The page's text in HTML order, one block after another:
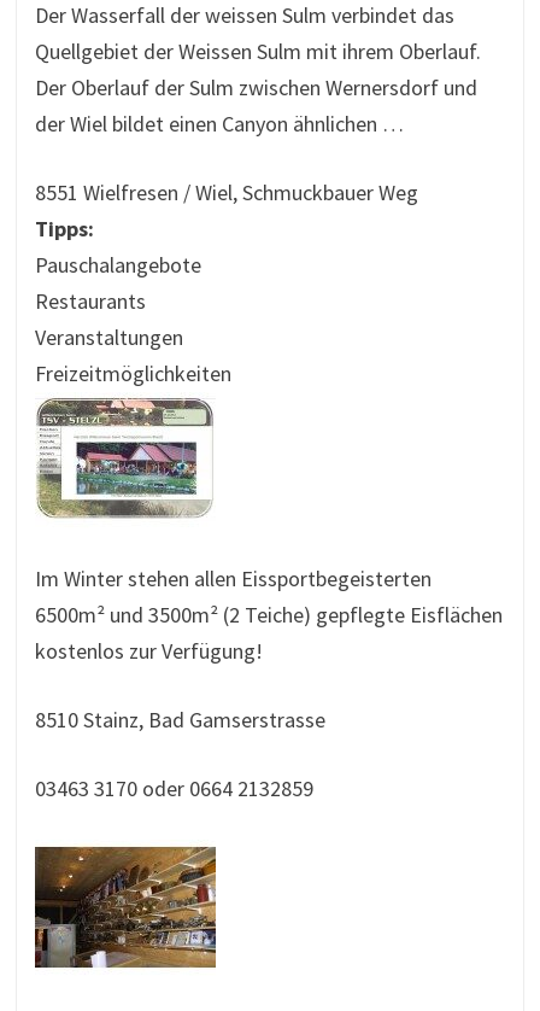
Der Wasserfall der weissen Sulm verbindet das
Quellgebiet der Weissen Sulm mit ihrem Oberlauf.
Der Oberlauf der Sulm zwischen Wernersdorf und
der Wiel bildet einen Canyon ähnlichen …
8551 Wielfresen / Wiel, Schmuckbauer Weg
Tipps:
Pauschalangebote
Restaurants
Veranstaltungen
Freizeitmöglichkeiten
Im Winter stehen allen Eissportbegeisterten
6500m² und 3500m² (2 Teiche) gepflegte Eisflächen
kostenlos zur Verfügung!
8510 Stainz, Bad Gamserstrasse
03463 3170 oder 0664 2132859